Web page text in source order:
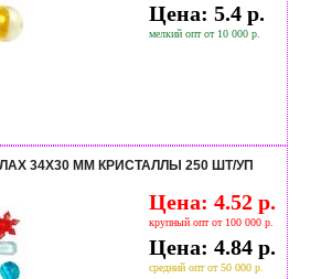
Цена: 5.4 р.
мелкий опт от 10 000 р.
34Х30 ММ КРИСТАЛЛЫ 250 ШТ/УП
Цена: 4.52 р.
крупный опт от 100 000 р.
Цена: 4.84 р.
средний опт от 50 000 р.